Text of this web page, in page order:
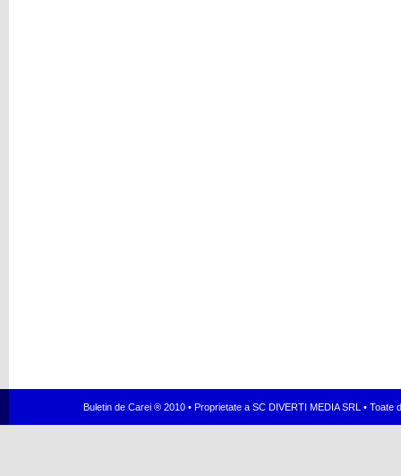
Buletin de Carei ® 2010 • Proprietate a SC DIVERTI MEDIA SRL •